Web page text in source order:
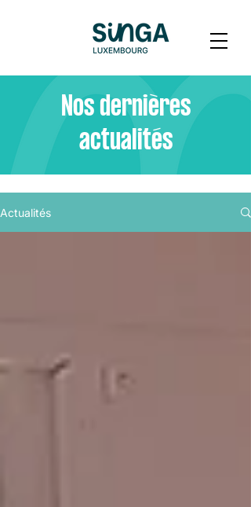
Nos dernières
actualités
Actualités